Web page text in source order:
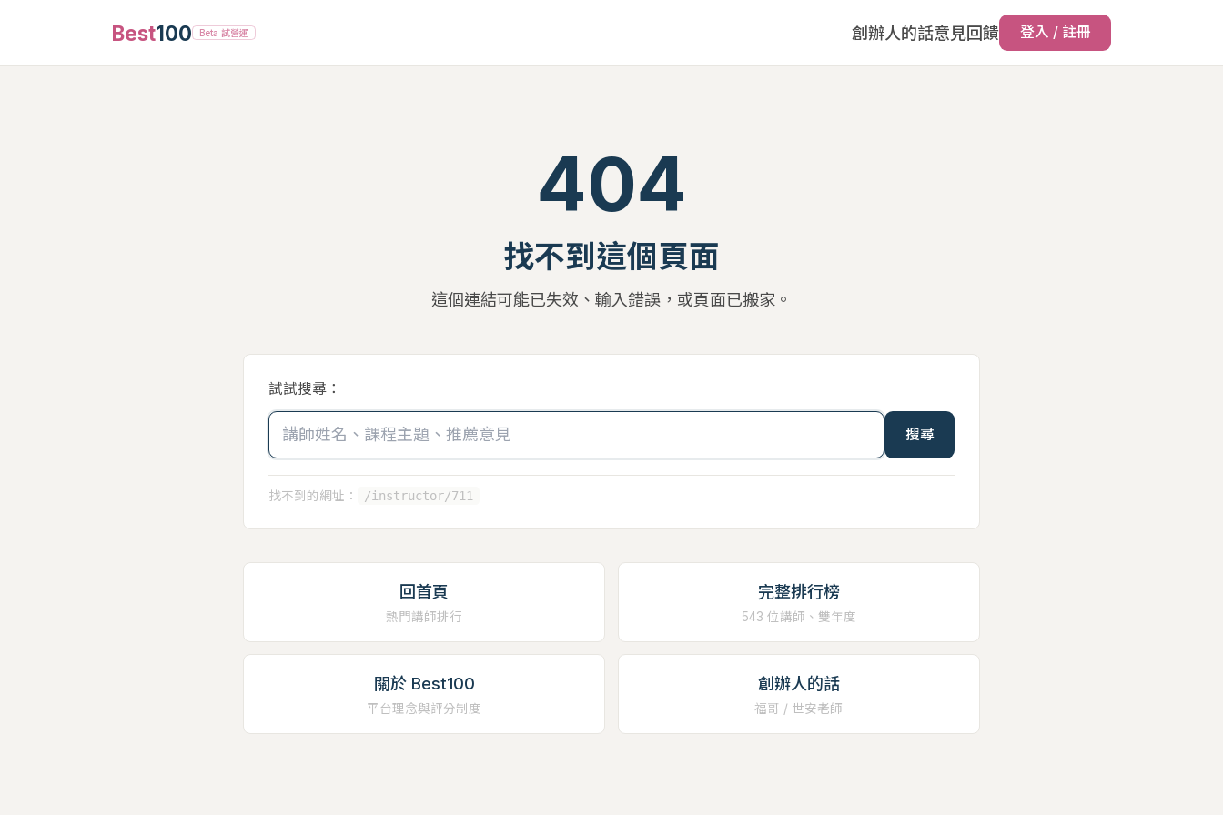
Best100 Beta 試營運 創辦人的話意見回饋 登入 / 註冊
404
找不到這個頁面
這個連結可能已失效、輸入錯誤，或頁面已搬家。
試試搜尋：
搜尋
找不到的網址： /instructor/711
回首頁
熱門講師排行
完整排行榜
543 位講師、雙年度
關於 Best100
平台理念與評分制度
創辦人的話
福哥 / 世安老師